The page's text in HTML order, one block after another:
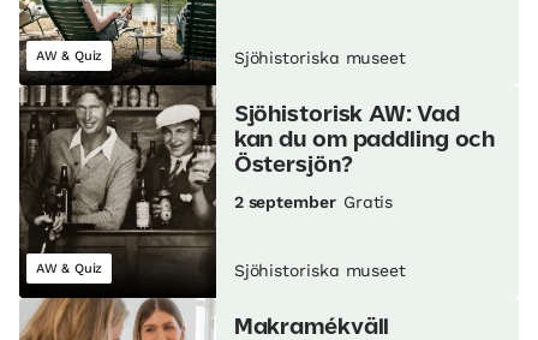
AW & Quiz Sjöhistoriska museet
AW & Quiz
Sjöhistorisk AW: Vad
kan du om paddling och
Östersjön?
2 september Gratis
Sjöhistoriska museet
Makramékväll